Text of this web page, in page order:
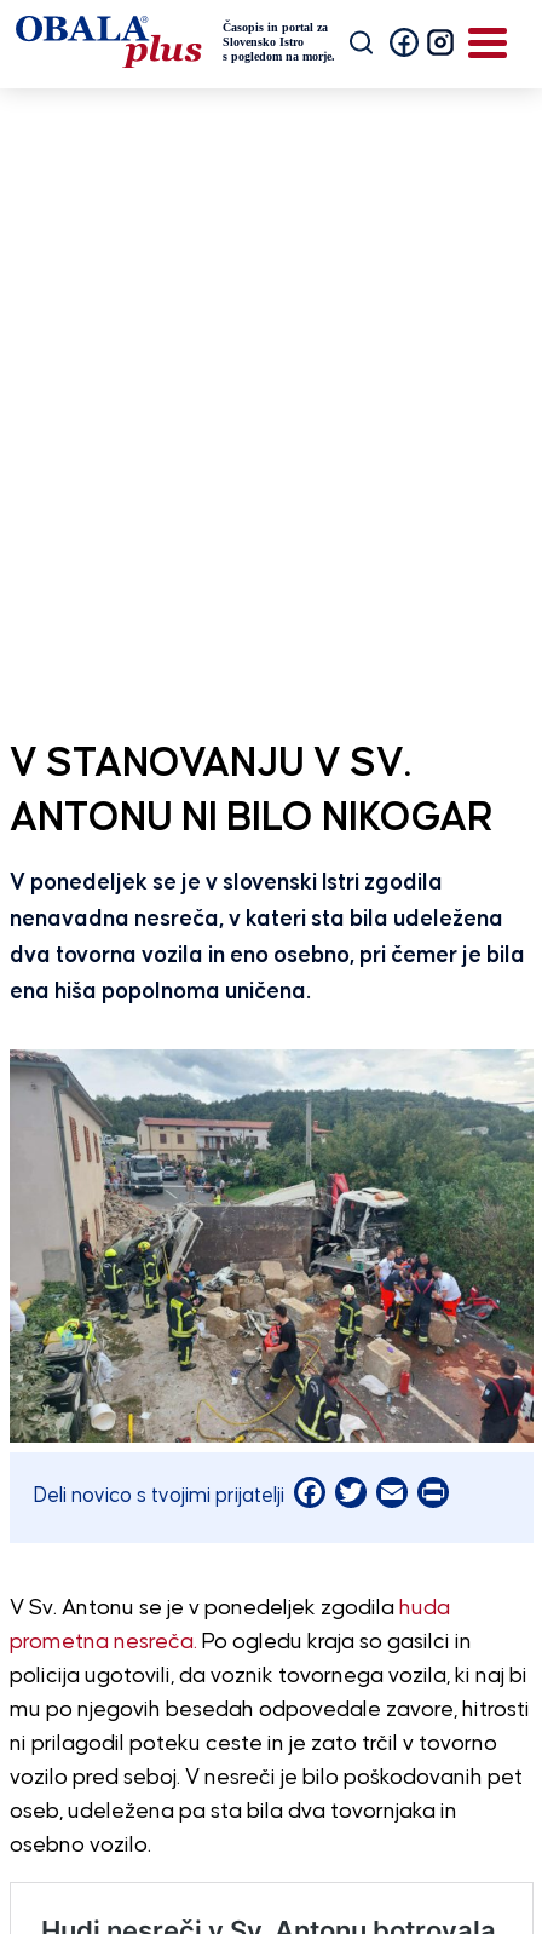
V STANOVANJU V SV.
ANTONU NI BILO NIKOGAR
V ponedeljek se je v slovenski Istri zgodila
nenavadna nesreča, v kateri sta bila udeležena
dva tovorna vozila in eno osebno, pri čemer je bila
ena hiša popolnoma uničena.
Deli novico s tvojimi prijatelji Facebook
Twitter
EmailPrint
V Sv. Antonu se je v ponedeljek zgodila huda
prometna nesreča. Po ogledu kraja so gasilci in
policija ugotovili, da voznik tovornega vozila, ki naj bi
mu po njegovih besedah odpovedale zavore, hitrosti
ni prilagodil poteku ceste in je zato trčil v tovorno
vozilo pred seboj. V nesreči je bilo poškodovanih pet
oseb, udeležena pa sta bila dva tovornjaka in
osebno vozilo.